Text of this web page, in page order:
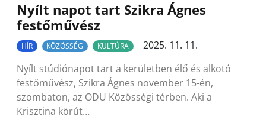
Nyílt napot tart Szikra Ágnes
festőművész
HÍR KÖZÖSSÉG KULTÚRA
2025. 11. 11.
Nyílt stúdiónapot tart a kerületben élő és alkotó
festőművész, Szikra Ágnes november 15-én,
szombaton, az ODU Közösségi térben. Aki a
Krisztina körút…